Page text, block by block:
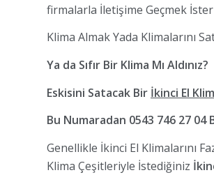
firmalarla İletişime Geçmek
Klima Almak Yada Klimalarını
Ya da Sıfır Bir Klima Mı Aldınız?
Eskisini Satacak Bir İkinci El
Bu Numaradan 0543 746 27 04
Genellikle İkinci El Klimalarını
Klima Çeşitleriyle İstediğiniz